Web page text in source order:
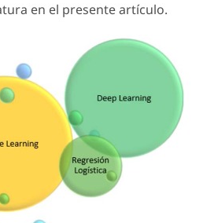
en el presente artículo.